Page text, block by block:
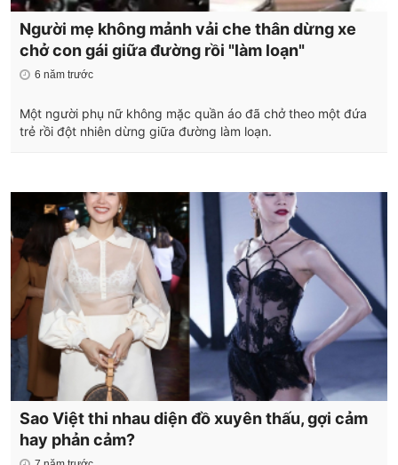
Người mẹ không mảnh vải che thân dừng xe
chở con gái giữa đường rồi "làm loạn"
6 năm trước
Một người phụ nữ không mặc quần áo đã chở theo một đứa
trẻ rồi đột nhiên dừng giữa đường làm loạn.
Sao Việt thi nhau diện đồ xuyên thấu, gợi cảm
hay phản cảm?